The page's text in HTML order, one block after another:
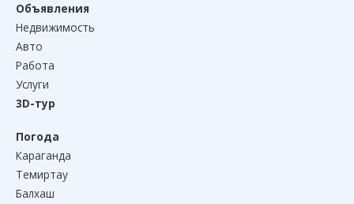
Объявления
Недвижимость
Авто
Работа
Услуги
3D-тур
Погода
Караганда
Темиртау
Балхаш